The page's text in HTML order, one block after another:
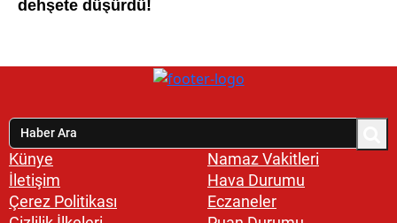
Künye
İletişim
Çerez Politikası
Namaz Vakitleri
Hava Durumu
Eczaneler